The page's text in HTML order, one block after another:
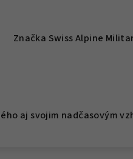
Značka Swiss Alpine
aj svojim nadčasovým